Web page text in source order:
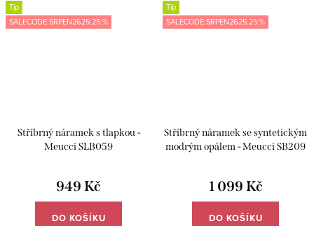
Tip
SALECODE:SRPEN2625:25:%
Stříbrný náramek s tlapkou -
Meucci SLB059
949 Kč
DO KOŠÍKU
Tip
SALECODE:SRPEN2625:25:%
Stříbrný náramek se syntetickým
modrým opálem - Meucci SB209
1 099 Kč
DO KOŠÍKU